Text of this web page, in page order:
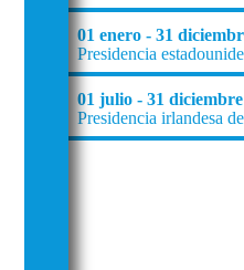
01 enero - 31
Presidencia
01 julio - 31 diciembre
Presidencia irlandesa